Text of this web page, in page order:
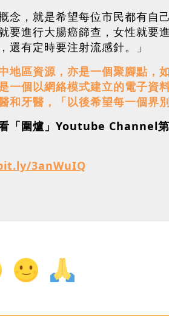
念，就是希望每位市民都有自
要進行大腸癌篩查，女性就要
有定時要注射流感針。」
地區資源，亦是一個聚腳點，
一個以網絡模式建立的電子資
和牙醫，「以後希望每一個界
「圍爐」Youtube Channel
3anWuIQ